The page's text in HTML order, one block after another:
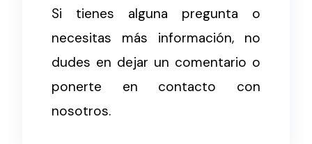
Si tienes alguna pregunta o
necesitas más información, no
dudes en dejar un comentario o
ponerte en contacto con
nosotros.